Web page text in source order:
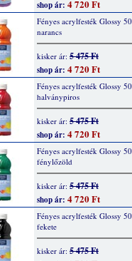
shop ár: 4 720 Ft
Fényes acrylfesték Glossy
narancs
kisker ár: 5 475 Ft
shop ár: 4 720 Ft
Fényes acrylfesték Glossy
halványpiros
kisker ár: 5 475 Ft
shop ár: 4 720 Ft
Fényes acrylfesték Glossy
fénylőzöld
kisker ár: 5 475 Ft
shop ár: 4 720 Ft
Fényes acrylfesték Glossy
fekete
kisker ár: 5 475 Ft